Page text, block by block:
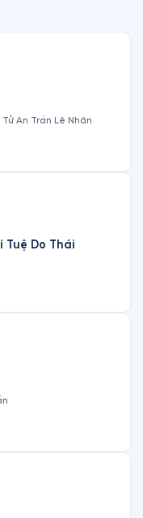
An Trần Lê Nhân
Tuệ Do Thái